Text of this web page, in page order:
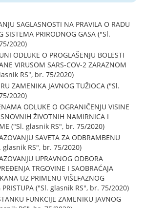
SAGLASNOSTI NA PRAVILA O RADU
SISTEMA PRIRODNOG GASA ("Sl.
2020)
ODLUKE O PROGLAŠENJU BOLESTI
VIRUSOM SARS-COV-2 ZARAZNOM
RS", br. 75/2020)
ZAMENIKA JAVNOG TUŽIOCA ("Sl.
2020)
ODLUKE O OGRANIČENJU VISINE
ŽIVOTNIH NAMIRNICA I
("Sl. glasnik RS", br. 75/2020)
SAVETA ZA ODBRAMBENU
glasnik RS", br. 75/2020)
UPRAVNOG ODBORA
TRGOVINE I SAOBRAĆAJA
UZ PRIMENU VIŠEFAZNOG
PRISTUPA ("Sl. glasnik RS", br. 75/2020)
FUNKCIJE ZAMENIKU JAVNOG